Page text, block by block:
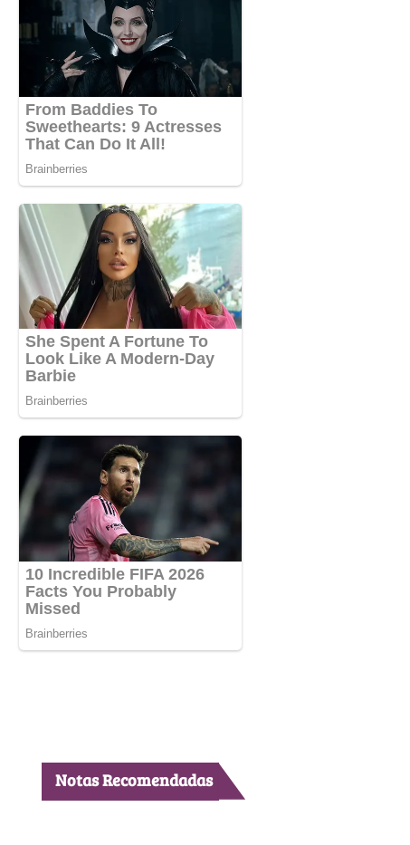
Notas Recomendadas